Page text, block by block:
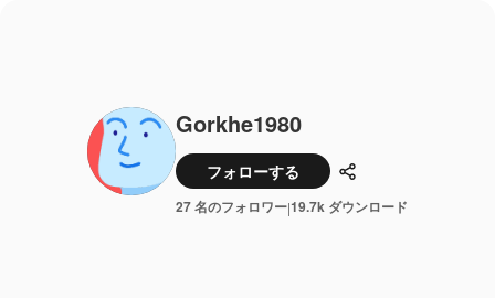
Gorkhe1980
フォローする 共有
27 名のフォロワー|19.7k ダウンロード